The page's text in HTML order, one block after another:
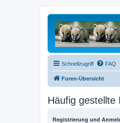
Schnellzugriff FAQ
Foren-Übersicht
Häufig gestellte
Registrierung und